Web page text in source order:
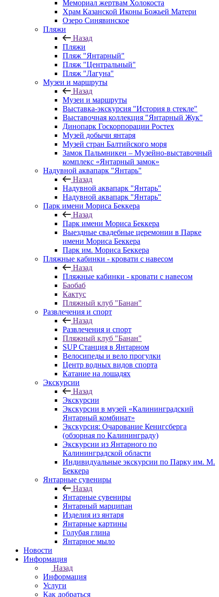
Мемориал жертвам Холокоста
Храм Казанской Иконы Божьей Матери
Озеро Синявинское
Пляжи
Назад
Пляжи
Пляж "Янтарный"
Пляж "Центральный"
Пляж "Лагуна"
Музеи и маршруты
Назад
Музеи и маршруты
Выставка-экскурсия "История в стекле"
Выставочная коллекция "Янтарный Жук"
Динопарк Госкорпорации Ростех
Музей добычи янтаря
Музей стран Балтийского моря
Замок Пальмникен – Музейно-выставочный
комплекс «Янтарный замок»
Надувной аквапарк "Янтарь"
Назад
Надувной аквапарк "Янтарь"
Надувной аквапарк "Янтарь"
Парк имени Мориса Беккера
Назад
Парк имени Мориса Беккера
Выездные свадебные церемонии в Парке
имени Мориса Беккера
Парк им. Мориса Беккера
Пляжные кабинки - кровати с навесом
Назад
Пляжные кабинки - кровати с навесом
Баобаб
Кактус
Пляжный клуб "Банан"
Развлечения и спорт
Назад
Развлечения и спорт
Пляжный клуб "Банан"
SUP Станция в Янтарном
Велосипеды и вело прогулки
Центр водных видов спорта
Катание на лошадях
Экскурсии
Назад
Экскурсии
Экскурсии в музей «Калининградский
Янтарный комбинат»
Экскурсия: Очарование Кенигсберга
(обзорная по Калининграду)
Экскурсии из Янтарного по
Калининградской области
Индивидуальные экскурсии по Парку им. М.
Беккера
Янтарные сувениры
Назад
Янтарные сувениры
Янтарный марципан
Изделия из янтаря
Янтарные картины
Голубая глина
Янтарное мыло
Новости
Информация
Назад
Информация
Услуги
Как добраться